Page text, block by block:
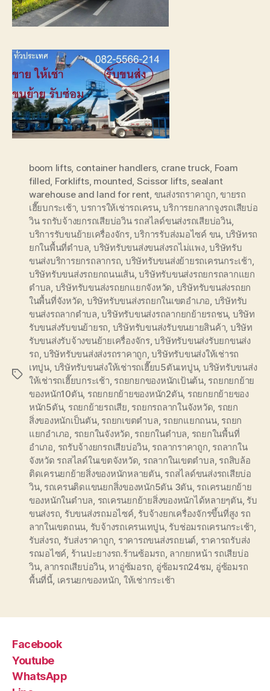
Tags
boom lifts, container handlers, crane truck, Foam
filled, Forklifts, mounted, Scissor lifts, sealant
warehouse and land for rent, ขนส่งรถราคาถูก,ขายรถ
เฮี๊ยบกระเช้า, บรการให้เช่ารถเครน,บริการยกลากจูงรถเสียบ่อ
วิน รถรับจ้างยกรถเสียบ่อวิน รถสไลด์ขนส่งรถเสียบ่อวิน,
บริการรับขนย้ายเครื่องจักร,บริการรับส่งมอไซค์ ขน, บริษัทรถ
ยกในพื้นที่ตำบล, บริษัทรับขนส่งขนส่งรถไม่แพง,บริษัทรับ
ขนส่งบริการยกรถลากรถ, บริษัทรับขนส่งย้ายรถเครนกระเช้า,
บริษัทรับขนส่งรถยกถนนเส้น,บริษัทรับขนส่งรถยกรถลากแยก
ตำบล, บริษัทรับขนส่งรถยกแยกจังหวัด, บริษัทรับขนส่งรถยก
ในพื้นที่จังหวัด, บริษัทรับขนส่งรถยกในเขตอำเภอ, บริษัทรับ
ขนส่งรถลากตำบล,บริษัทรับขนส่งรถลากยกย้ายรถชน, บริษัท
รับขนส่งรับขนย้ายรถ, บริษัทรับขนส่งรับขนยายสินค้า, บริษัท
รับขนส่งรับจ้างขนย้ายเครื่องจักร,บริษัทรับขนส่งรับยกขนส่ง
รถ, บริษัทรับขนส่งส่งรถราคาถูก,บริษัทรับขนส่งให้เช่ารถ
เทปูน, บริษัทรับขนส่งให้เช่ารถเฮี๊ยบ5ตันเทปูน, บริษัทรับขนส่ง
ให้เช่ารถเฮี๊ยบกระเช้า, รถยกยกของหนักเป้นต้น, รถยกยกย้าย
ของหนัก10ตัน, รถยกยกย้ายของหนัก2ตัน, รถยกยกย้ายของ
หนัก5ตัน, รถยกย้ายรถเสีย, รถยกรถลากในจังหวัด, รถยก
สิ่งของหนักเป็นตัน, รถยกเขตตำบล, รถยกแยกถนน, รถยก
แยกอำเภอ, รถยกในจังหวัด, รถยกในตำบล, รถยกในพื้นที่
อำเภอ, รถรับจ้างยกรถเสียบ่อวิน, รถลากราคาถูก, รถลากใน
จังหวัด รถสไลด์ในเขตจังหวัด, รถลากในเขตตำบล, รถสิบล้อ
ติดเครนยกย้ายสิ่งของหนักหลายตัน, รถสไลด์ขนส่งรถเสียบ่อ
วิน, รถเครนติดแขนยกสิ่งของหนัก5ตัน 3ตัน, รถเครนยกย้าย
ของหนักในตำบล, รถเครนยกย้ายสิ่งของหนักได้หลายๆตัน, รับ
ขนส่งรถ, รับขนส่งรถมอไซค์, รับจ้างยกเครื่องจักรขึ้นที่สูง รถ
ลากในเขตถนน, รับจ้างรถเครนเทปูน, รับช่อมรถเครนกระเช้า,
รับส่งรถ, รับส่งราคาถูก, ราคารถขนส่งรถยนต์, ราคารถรับส่ง
รถมอไซค์, ร้านปะยางรถ.ร้านซ้อมรถ, ลากยกหน้า รถเสียบ่อ
วิน, ลากรถเสียบ่อวิน,หาอู่ซ้มอรถ, อู่ซ้อมรถ24ชม, อู่ซ้อมรถ
พื้นที่นี้, เครนยกของหนัก, ให้เช่ากระเช้า
Facebook
Youtube
WhatsApp